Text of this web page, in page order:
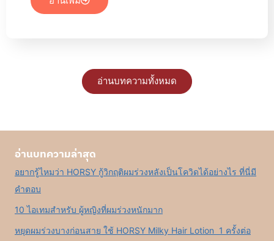
อ่านบทความทั้งหมด
อ่านบทความล่าสุด
อยากรู้ไหมว่า HORSY กู้วิกฤติผมร่วงหลังเป็นโควิดได้อย่างไร ที่นี่มี
คำตอบ
10 ไอเทมสำหรับ ผู้หญิงที่ผมร่วงหนักมาก
หยุดผมร่วงบางก่อนสาย ใช้ HORSY Milky Hair Lotion 1 ครั้งต่อ